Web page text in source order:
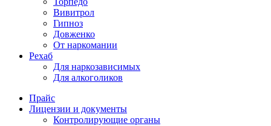
Вивитрол
Гипноз
Довженко
От наркомании
Рехаб
Для наркозависимых
Для алкоголиков
Прайс
Лицензии и документы
Контролирующие органы